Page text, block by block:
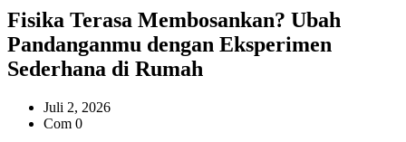
Fisika Terasa Membosankan? Ubah
Pandanganmu dengan Eksperimen
Sederhana di Rumah
Juli 2, 2026
Com 0